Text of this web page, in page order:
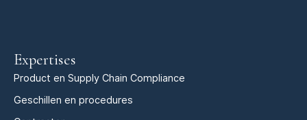
Expertises
Product en Supply Chain Compliance
Geschillen en procedures